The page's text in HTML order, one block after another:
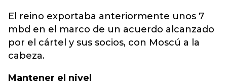
El reino exportaba anteriormente unos 7
mbd en el marco de un acuerdo alcanzado
por el cártel y sus socios, con Moscú a la
cabeza.
Mantener el nivel